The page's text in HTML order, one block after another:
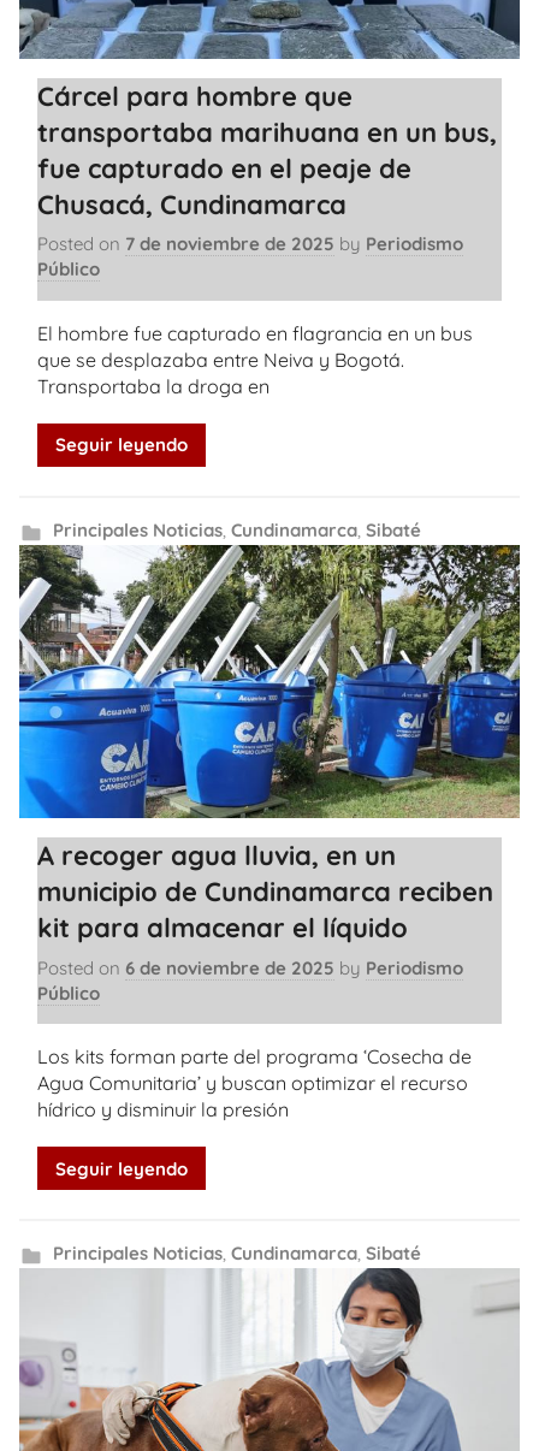
Cárcel para hombre que
transportaba marihuana en un bus,
fue capturado en el peaje de
Chusacá, Cundinamarca
Posted on 7 de noviembre de 2025 by Periodismo
Público
El hombre fue capturado en flagrancia en un bus
que se desplazaba entre Neiva y Bogotá.
Transportaba la droga en
Seguir leyendo
Principales Noticias, Cundinamarca, Sibaté
A recoger agua lluvia, en un
municipio de Cundinamarca reciben
kit para almacenar el líquido
Posted on 6 de noviembre de 2025 by Periodismo
Público
Los kits forman parte del programa ‘Cosecha de
Agua Comunitaria’ y buscan optimizar el recurso
hídrico y disminuir la presión
Seguir leyendo
Principales Noticias, Cundinamarca, Sibaté